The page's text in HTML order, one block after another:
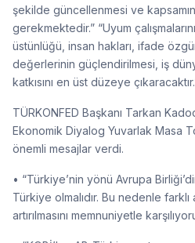
şekilde güncellenmesi ve
gerekmektedir.” “Uyum
üstünlüğü, insan hakları, ifade
değerlerinin güçlendirilmesi, iş
katkısını en üst düzeye
TÜRKONFED Başkanı Tarkan
Ekonomik Diyalog Yuvarlak Masa
önemli mesajlar verdi.
• “Türkiye’nin yönü Avrupa
Türkiye olmalıdır. Bu nedenle
artırılmasını memnuniyetle